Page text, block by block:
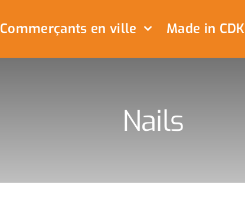
Commerçants en ville Made in CDK
Nails